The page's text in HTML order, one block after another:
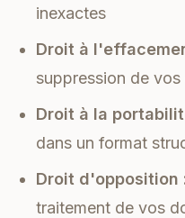
inexactes
Droit à
suppression de vos
Droit à la
dans un format
Droit d'opposition
traitement de vos